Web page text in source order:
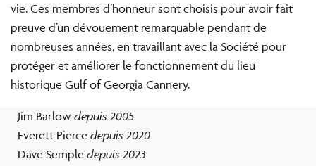
vie. Ces membres d’honneur sont choisis pour avoir fait
preuve d’un dévouement remarquable pendant de
nombreuses années, en travaillant avec la Société pour
protéger et améliorer le fonctionnement du lieu
historique Gulf of Georgia Cannery.
Jim Barlow depuis 2005
Everett Pierce depuis 2020
Dave Semple depuis 2023